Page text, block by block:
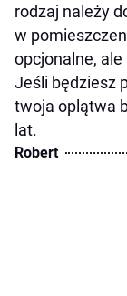
rodzaj należy
w
opcjonalne,
Jeśli będziesz
twoja oplątwa
lat.
Robert